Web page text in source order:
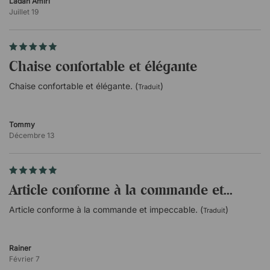
Juillet 19
Chaise confortable et élégante
Chaise confortable et élégante. (Traduit)
Tommy
Décembre 13
Article conforme à la commande et...
Article conforme à la commande et impeccable. (Traduit)
Rainer
Février 7